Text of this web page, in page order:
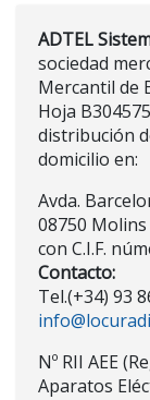
ADTEL
sociedad
Mercantil de
Hoja
distribución
domicilio en:
Avda.
08750 Molins
con C.I.F.
Contacto:
Tel.(+34) 93
Nº RII AEE
Aparatos